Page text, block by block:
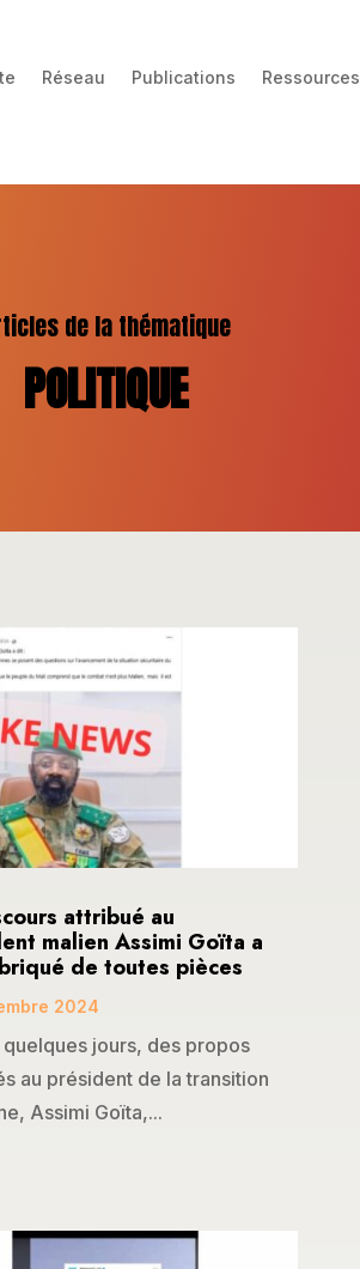
Réseau Publications Ressources
de la thématique
POLITIQUE
attribué au
malien Assimi Goïta a
de toutes pièces
2024
quelques jours, des propos
au président de la transition
Assimi Goïta,...